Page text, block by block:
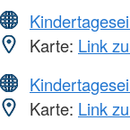
Karte: Link
Karte: Link